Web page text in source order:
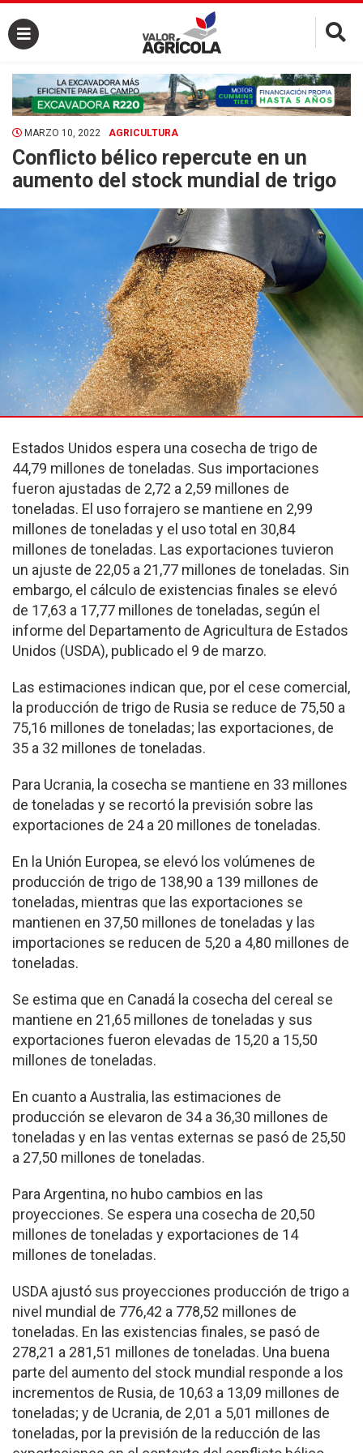
×
MARZO 10, 2022 AGRICULTURA
Conflicto bélico repercute en un
aumento del stock mundial de trigo
Estados Unidos espera una cosecha de trigo de
44,79 millones de toneladas. Sus importaciones
fueron ajustadas de 2,72 a 2,59 millones de
toneladas. El uso forrajero se mantiene en 2,99
millones de toneladas y el uso total en 30,84
millones de toneladas. Las exportaciones tuvieron
un ajuste de 22,05 a 21,77 millones de toneladas. Sin
embargo, el cálculo de existencias finales se elevó
de 17,63 a 17,77 millones de toneladas, según el
informe del Departamento de Agricultura de Estados
Unidos (USDA), publicado el 9 de marzo.
Las estimaciones indican que, por el cese comercial,
la producción de trigo de Rusia se reduce de 75,50 a
75,16 millones de toneladas; las exportaciones, de
35 a 32 millones de toneladas.
Para Ucrania, la cosecha se mantiene en 33 millones
de toneladas y se recortó la previsión sobre las
exportaciones de 24 a 20 millones de toneladas.
En la Unión Europea, se elevó los volúmenes de
producción de trigo de 138,90 a 139 millones de
toneladas, mientras que las exportaciones se
mantienen en 37,50 millones de toneladas y las
importaciones se reducen de 5,20 a 4,80 millones de
toneladas.
Se estima que en Canadá la cosecha del cereal se
mantiene en 21,65 millones de toneladas y sus
exportaciones fueron elevadas de 15,20 a 15,50
millones de toneladas.
En cuanto a Australia, las estimaciones de
producción se elevaron de 34 a 36,30 millones de
toneladas y en las ventas externas se pasó de 25,50
a 27,50 millones de toneladas.
Para Argentina, no hubo cambios en las
proyecciones. Se espera una cosecha de 20,50
millones de toneladas y exportaciones de 14
millones de toneladas.
USDA ajustó sus proyecciones producción de trigo a
nivel mundial de 776,42 a 778,52 millones de
toneladas. En las existencias finales, se pasó de
278,21 a 281,51 millones de toneladas. Una buena
parte del aumento del stock mundial responde a los
incrementos de Rusia, de 10,63 a 13,09 millones de
toneladas; y de Ucrania, de 2,01 a 5,01 millones de
toneladas, por la previsión de la reducción de las